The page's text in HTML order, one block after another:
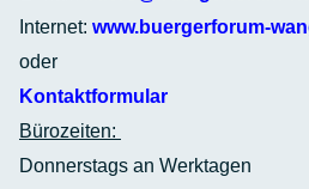
Internet: www.buergerforum-
oder
Kontaktformular
Bürozeiten:
Donnerstags an Werktagen